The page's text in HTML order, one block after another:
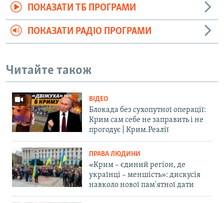
ПОКАЗАТИ ТБ ПРОГРАМИ
ПОКАЗАТИ РАДІО ПРОГРАМИ
Читайте також
ВІДЕО
Блокада без сухопутної операції:
Крим сам себе не заправить і не
прогодує | Крим.Реалії
ПРАВА ЛЮДИНИ
«Крим – єдиний регіон, де
українці – меншість»: дискусія
навколо нової пам'ятної дати